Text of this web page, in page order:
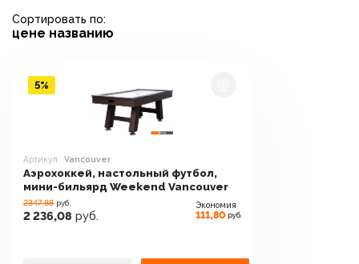
Сортировать по:
цене названию
Артикул: Vancouver
Аэрохоккей, настольный футбол,
мини-бильярд Weekend Vancouver
2347.88 руб.
2 236,08 руб.
Экономия
111,80 руб.
5%